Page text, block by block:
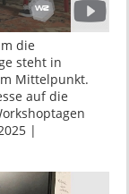
die
steht in
Mittelpunkt.
auf die
|